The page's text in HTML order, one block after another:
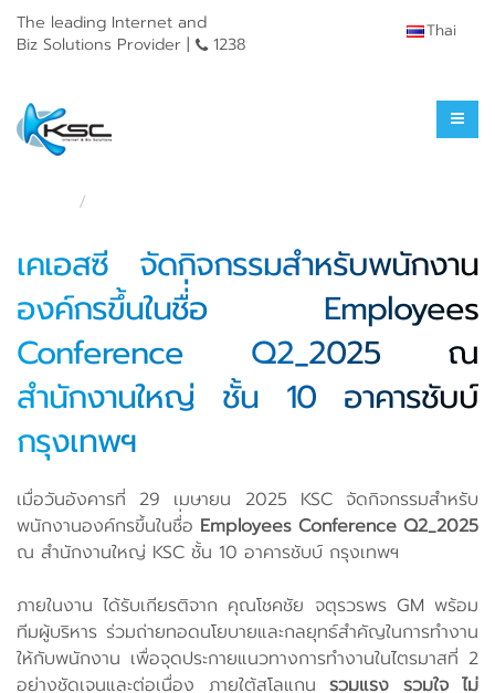
The leading Internet and
Biz Solutions Provider |
1238
Thai
News & Activities
เคเอสซี จัดกิจกรรมสำหรับพนักงาน
องค์กรขึ้นในชื่่อ Employees
Conference Q2_2025 ณ
สำนักงานใหญ่ ชั้น 10 อาคารชับบ์
กรุงเทพฯ
เมื่อวันอังคารที่ 29 เมษายน 2025 KSC จัดกิจกรรมสำหรับ
พนักงานองค์กรขึ้นในชื่่อ Employees Conference Q2_2025
ณ สำนักงานใหญ่ KSC ชั้น 10 อาคารชับบ์ กรุงเทพฯ
ภายในงาน ได้รับเกียรติจาก คุณโชคชัย จตุรวรพร GM พร้อม
ทีมผู้บริหาร ร่วมถ่ายทอดนโยบายและกลยุทธ์สำคัญในการทำงาน
ให้กับพนักงาน เพื่อจุดประกายแนวทางการทำงานในไตรมาสที่ 2
อย่างชัดเจนและต่อเนื่อง ภายใต้สโลแกน รวมแรง รวมใจ ไม่